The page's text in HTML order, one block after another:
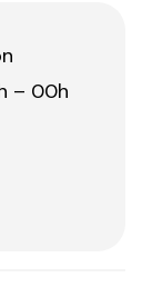
– 00h